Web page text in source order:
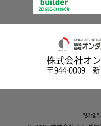
株式会社オ
〒944-0009 新
"想像"